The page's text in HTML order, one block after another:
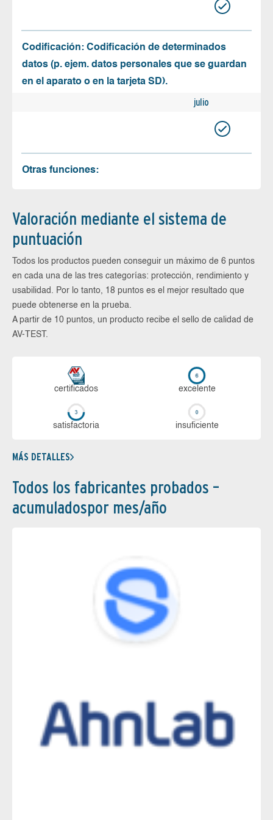
Codificación: Codificación de determinados
datos (p. ejem. datos personales que se guardan
en el aparato o en la tarjeta SD).
julio
Otras funciones:
Valoración mediante el sistema de
puntuación
Todos los productos pueden conseguir un máximo de 6 puntos
en cada una de las tres categorías: protección, rendimiento y
usabilidad. Por lo tanto, 18 puntos es el mejor resultado que
puede obtenerse en la prueba.
A partir de 10 puntos, un producto recibe el sello de calidad de
AV-TEST.
certi­ficados ex­ce­len­te
sa­tis­fac­to­ria in­su­fi­cien­te
MÁS DETALLES
Todos los fabricantes probados –
acumuladospor mes/año